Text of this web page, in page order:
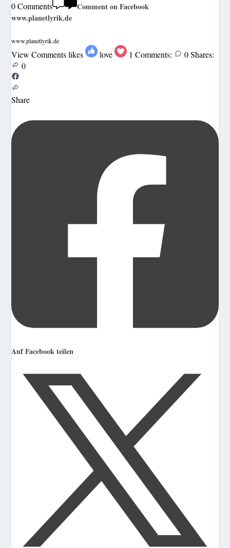
0 Comments
Comment on Facebook
www.planetlyrik.de
www.planetlyrik.de
View Comments likes love 1 Comments: 0 Shares:
0
Share
Auf Facebook teilen